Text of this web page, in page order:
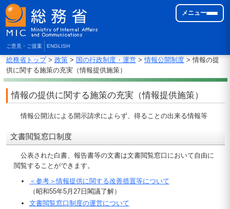
ご意見・ご提案 ENGLISH
メニュー
総務省トップ> 政策> 国の行政制度・運営>情報公開制度> 情報の提
供に関する施策の充実（情報提供施策）
情報の提供に関する施策の充実（情報提供施策）
情報公開法による開示請求によらず、得ることの出来る情報等
文書閲覧窓口制度
公表された白書、報告書等の文書は文書閲覧窓口において自由に
閲覧することができます。
＜参考＞情報提供に関する改善措置等について
（昭和55年5月27日閣議了解）
文書閲覧窓口制度の運営について